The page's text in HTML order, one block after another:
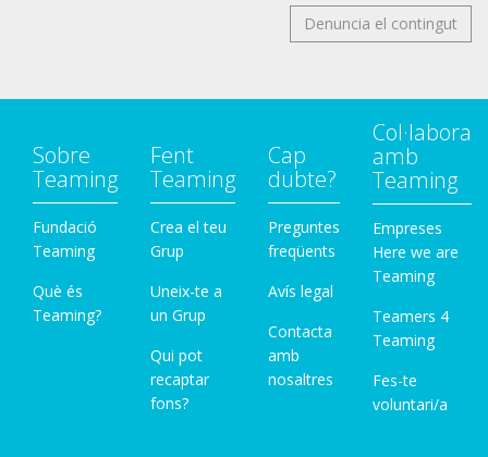
Denuncia el contingut
Sobre
Teaming
Fundació
Teaming
Què és
Teaming?
Fent
Teaming
Crea el teu
Grup
Uneix-te a
un Grup
Qui pot
recaptar
fons?
Cap
dubte?
Preguntes
freqüents
Avís legal
Contacta
amb
nosaltres
Col·labora
amb
Teaming
Empreses
Here we are
Teaming
Teamers 4
Teaming
Fes-te
voluntari/a